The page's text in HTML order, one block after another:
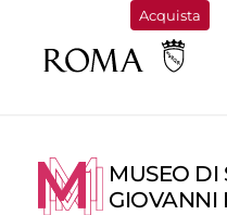
Acquista
MUSEO DI
GIOVANNI